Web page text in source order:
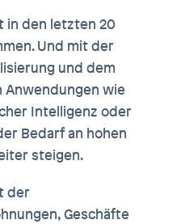
in den letzten 20
Und mit der
und dem
Anwendungen wie
Intelligenz oder
Bedarf an hohen
steigen.
der
Geschäfte